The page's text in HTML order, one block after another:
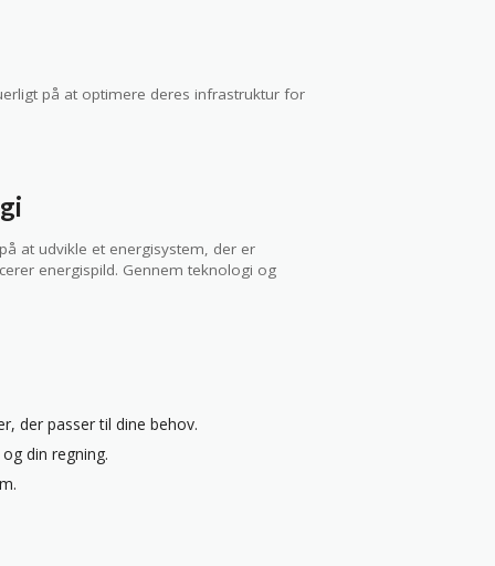
på at optimere deres infrastruktur for
at udvikle et energisystem, der er
energispild. Gennem teknologi og
der passer til dine behov.
din regning.